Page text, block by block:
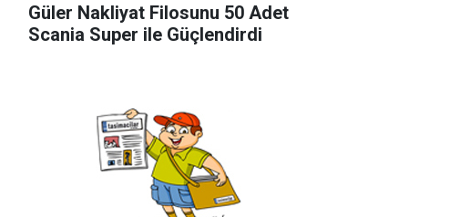
Güler Nakliyat Filosunu 50 Adet
Scania Super ile Güçlendirdi